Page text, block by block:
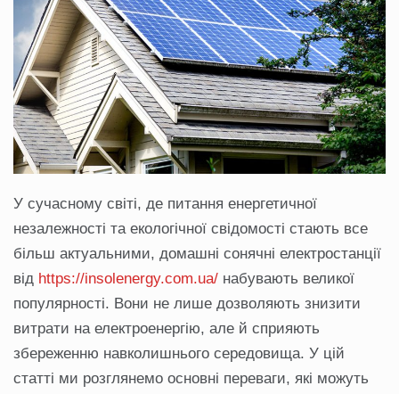
У сучасному світі, де питання енергетичної
незалежності та екологічної свідомості стають все
більш актуальними, домашні сонячні електростанції
від https://insolenergy.com.ua/ набувають великої
популярності. Вони не лише дозволяють знизити
витрати на електроенергію, але й сприяють
збереженню навколишнього середовища. У цій
статті ми розглянемо основні переваги, які можуть